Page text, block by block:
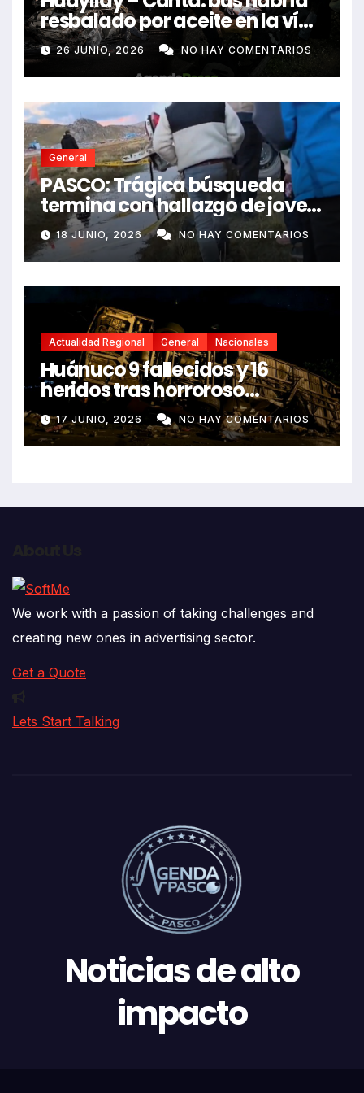
resbalado por aceite en la vía
e impactó auto siniestrado
dejando dos fallecidos
26 JUNIO, 2026 NO HAY COMENTARIOS
General
PASCO: Trágica búsqueda
termina con hallazgo de joven
sin vida en Rancas
18 JUNIO, 2026 NO HAY COMENTARIOS
Actualidad Regional General Nacionales
Huánuco 9 fallecidos y 16
heridos tras horroroso
despiste de bus Real Chancas
que impactó contra vivienda
17 JUNIO, 2026 NO HAY COMENTARIOS
We work with a passion of taking challenges and
creating new ones in advertising sector.
Get a Quote
Lets Start Talking
Noticias de alto
impacto